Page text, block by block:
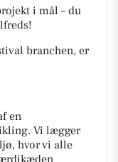
i mål – du
branchen, er
en
Vi lægger
hvor vi alle